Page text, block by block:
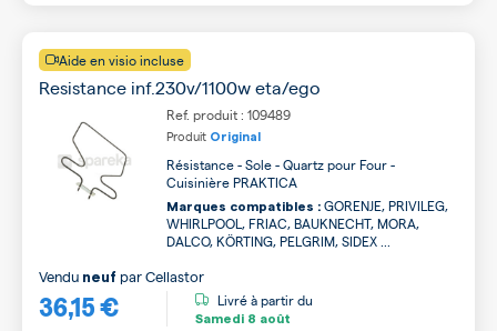
Aide en visio incluse
Resistance inf.230v/1100w eta/ego
Ref. produit : 109489
Produit Original
Résistance - Sole - Quartz pour Four -
Cuisinière PRAKTICA
Marques compatibles : GORENJE, PRIVILEG,
WHIRLPOOL, FRIAC, BAUKNECHT, MORA,
DALCO, KÖRTING, PELGRIM, SIDEX ...
36,15 €
Vendu neuf parCellastor
Livré à partir du
Samedi 8 août